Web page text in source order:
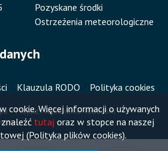
cookie. Więcej informacji o używanych
tutaj oraz w stopce na naszej
(Polityka plików cookies).
Pozyskane środki
Ostrzeżenia meteorologiczne
Klauzula RODO Polityka cookies
Projekt i wykonanie:Vobacom